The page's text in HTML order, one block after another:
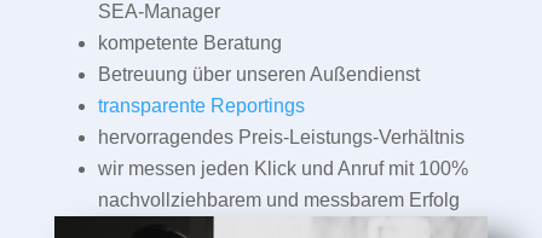
SEA-Manager
kompetente Beratung
Betreuung über unseren Außendienst
transparente Reportings
hervorragendes Preis-Leistungs-Verhältnis
wir messen jeden Klick und Anruf mit 100%
nachvollziehbarem und messbarem Erfolg